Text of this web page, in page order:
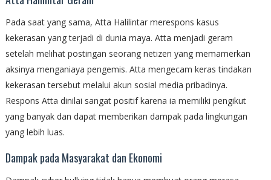
Pada saat yang sama, Atta Halilintar merespons kasus
kekerasan yang terjadi di dunia maya. Atta menjadi geram
setelah melihat postingan seorang netizen yang memamerkan
aksinya menganiaya pengemis. Atta mengecam keras tindakan
kekerasan tersebut melalui akun sosial media pribadinya.
Respons Atta dinilai sangat positif karena ia memiliki pengikut
yang banyak dan dapat memberikan dampak pada lingkungan
yang lebih luas.
Dampak pada Masyarakat dan Ekonomi